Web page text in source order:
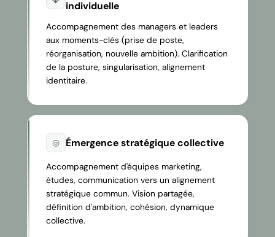
individuelle
Accompagnement des managers et leaders
aux moments-clés (prise de poste,
réorganisation, nouvelle ambition). Clarification
de la posture, singularisation, alignement
identitaire.
◎ Émergence stratégique collective
Accompagnement d'équipes marketing,
études, communication vers un alignement
stratégique commun. Vision partagée,
définition d'ambition, cohésion, dynamique
collective.